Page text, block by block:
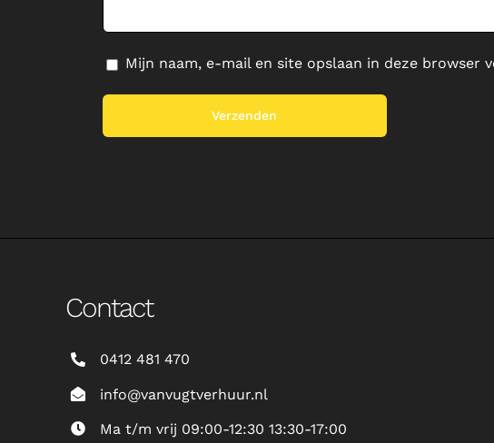
Mijn naam, e-mail en site opslaan in deze browser
Contact
0412 481 470
info@vanvugtverhuur.nl
Ma t/m vrij 09:00-12:30 13:30-17:00